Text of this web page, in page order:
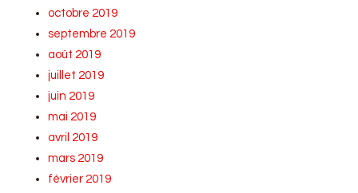
octobre 2019
septembre 2019
août 2019
juillet 2019
juin 2019
mai 2019
avril 2019
mars 2019
février 2019